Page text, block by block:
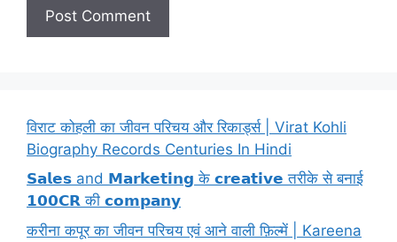
विराट कोहली का जीवन परिचय और रिकार्ड्स | Virat Kohli
Biography Records Centuries In Hindi
𝗦𝗮𝗹𝗲𝘀 and 𝗠𝗮𝗿𝗸𝗲𝘁𝗶𝗻𝗴 के 𝗰𝗿𝗲𝗮𝘁𝗶𝘃𝗲 तरीके से बनाई
𝟭𝟬𝟬𝗖𝗥 की 𝗰𝗼𝗺𝗽𝗮𝗻𝘆
करीना कपूर का जीवन परिचय एवं आने वाली फ़िल्में | Kareena